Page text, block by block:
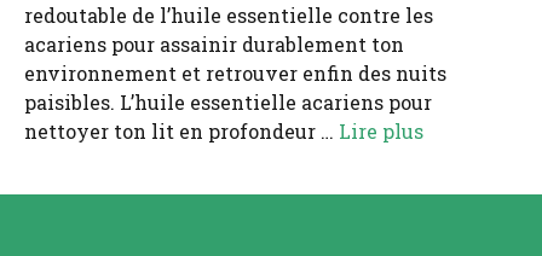
redoutable de l’huile essentielle contre les
acariens pour assainir durablement ton
environnement et retrouver enfin des nuits
paisibles. L’huile essentielle acariens pour
nettoyer ton lit en profondeur … Lire plus